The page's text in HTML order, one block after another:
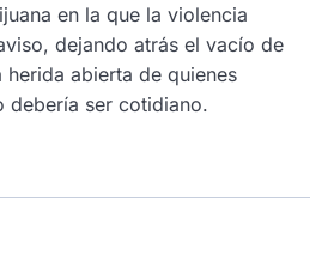
en la que la violencia
dejando atrás el vacío de
herida abierta de quienes
debería ser cotidiano.